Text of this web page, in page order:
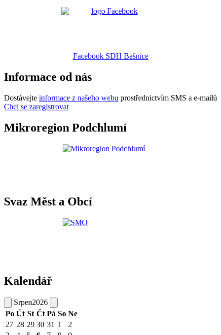
Facebook SDH Bašnice
Informace od nás
Dostávejte informace z našeho webu prostřednictvím SMS a e-mailů
Chci se zaregistrovat
Mikroregion Podchlumí
Svaz Měst a Obcí
Kalendář
Srpen2026
Po Út St Čt Pá So Ne
27 28 29 30 31 1
2